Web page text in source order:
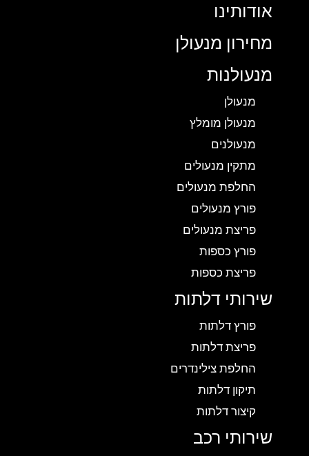
אודותינו
מחירון מנעולן
מנעולנות
מנעולן
מנעולן מומלץ
מנעולנים
מתקין מנעולים
החלפת מנעולים
פורץ מנעולים
פריצת מנעולים
פורץ כספות
פריצת כספות
שירותי דלתות
פורץ דלתות
פריצת דלתות
החלפת צילינדרים
תיקון דלתות
קיצור דלתות
שירותי רכב